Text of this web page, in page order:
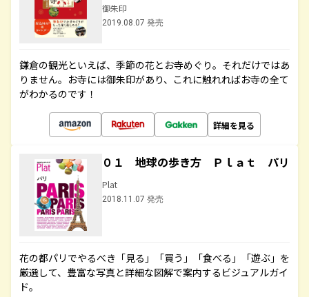
御朱印
2019.08.07 発売
鎌倉の観光といえば、季節の花とお寺めぐり。それだけではあ
りません。お寺には御朱印があり、これに触れればお寺の全て
がわかるのです！
詳細を見る
０１ 地球の歩き方 Ｐｌａｔ パリ
Plat
2018.11.07 発売
花の都パリでやるべき「見る」「買う」「食べる」「遊ぶ」を
厳選して、豊富な写真と詳細な図解で案内するビジュアルガイ
ド。